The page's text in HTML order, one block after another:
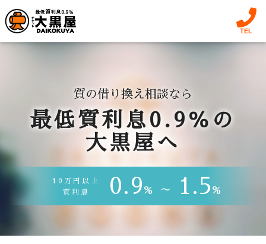
TEL
質の借り換え相談なら
最低質利息0.9％ の
大黒屋 へ
10万円以上
質利息
0.9 % ～ 1.5 %